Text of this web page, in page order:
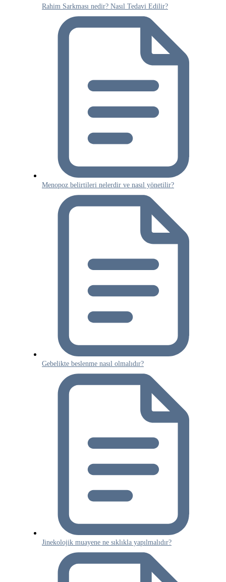
Rahim Sarkması nedir? Nasıl Tedavi Edilir?
Menopoz belirtileri nelerdir ve nasıl yönetilir?
Gebelikte beslenme nasıl olmalıdır?
Jinekolojik muayene ne sıklıkla yapılmalıdır?